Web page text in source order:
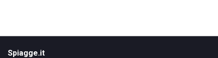
Spiagge.it